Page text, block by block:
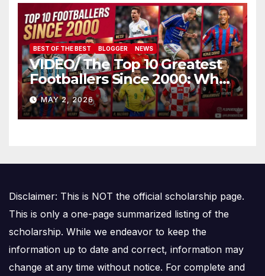
BEST OF THE BEST BLOGGER NEWS
VIDEO/ The Top 10 Greatest
Footballers Since 2000: Who
Is Number One
MAY 2, 2026
Disclaimer: This is NOT the official scholarship page.
This is only a one-page summarized listing of the
scholarship. While we endeavor to keep the
information up to date and correct, information may
change at any time without notice. For complete and